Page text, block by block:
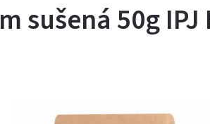
sušená 50g IPJ